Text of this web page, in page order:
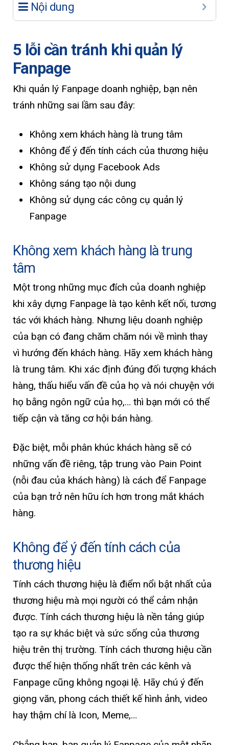
Nội dung
5 lỗi cần tránh khi quản lý
Fanpage
Khi quản lý Fanpage doanh nghiệp, bạn nên
tránh những sai lầm sau đây:
Không xem khách hàng là trung tâm
Không để ý đến tính cách của thương hiệu
Không sử dụng Facebook Ads
Không sáng tạo nội dung
Không sử dụng các công cụ quản lý
Fanpage
Không xem khách hàng là trung
tâm
Một trong những mục đích của doanh nghiệp
khi xây dựng Fanpage là tạo kênh kết nối, tương
tác với khách hàng. Nhưng liệu doanh nghiệp
của bạn có đang chăm chăm nói về mình thay
vì hướng đến khách hàng. Hãy xem khách hàng
là trung tâm. Khi xác định đúng đối tượng khách
hàng, thấu hiểu vấn đề của họ và nói chuyện với
họ bằng ngôn ngữ của họ,… thì bạn mới có thể
tiếp cận và tăng cơ hội bán hàng.
Đặc biệt, mỗi phân khúc khách hàng sẽ có
những vấn đề riêng, tập trung vào Pain Point
(nỗi đau của khách hàng) là cách để Fanpage
của bạn trở nên hữu ích hơn trong mắt khách
hàng.
Không để ý đến tính cách của
thương hiệu
Tính cách thương hiệu là điểm nổi bật nhất của
thương hiệu mà mọi người có thể cảm nhận
được. Tính cách thương hiệu là nền tảng giúp
tạo ra sự khác biệt và sức sống của thương
hiệu trên thị trường. Tính cách thương hiệu cần
được thể hiện thống nhất trên các kênh và
Fanpage cũng không ngoại lệ. Hãy chú ý đến
giọng văn, phong cách thiết kế hình ảnh, video
hay thậm chí là Icon, Meme,…